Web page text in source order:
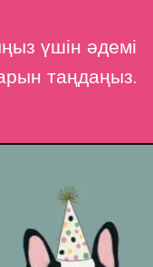
үшін әдемі
таңдаңыз.